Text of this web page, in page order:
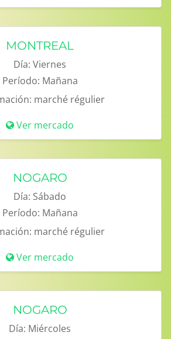
MONTREAL
Día: Viernes
Período: Mañana
marché régulier
Ver mercado
NOGARO
Día: Sábado
Período: Mañana
marché régulier
Ver mercado
NOGARO
Día: Miércoles